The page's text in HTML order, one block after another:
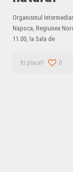
Organismul
Napoca, Regiunea
11.00, la Sala de
Iti place? 0